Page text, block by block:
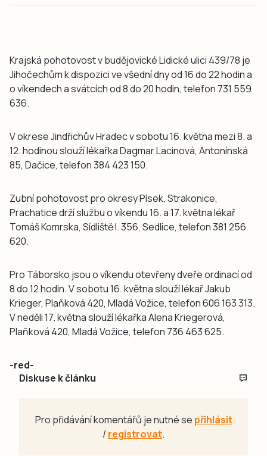
Krajská pohotovost v budějovické Lidické ulici 439/78 je
Jihočechům k dispozici ve všední dny od 16 do 22 hodin a
o víkendech a svátcích od 8 do 20 hodin, telefon 731 559
636.
V okrese Jindřichův Hradec v sobotu 16. května mezi 8. a
12. hodinou slouží lékařka Dagmar Lacinová, Antonínská
85, Dačice, telefon 384 423 150.
Zubní pohotovost pro okresy Písek, Strakonice,
Prachatice drží službu o víkendu 16. a 17. května lékař
Tomáš Komrska, Sídliště I. 356, Sedlice, telefon 381 256
620.
Pro Táborsko jsou o víkendu otevřeny dveře ordinací od
8 do 12 hodin. V sobotu 16. května slouží lékař Jakub
Krieger, Plaňková 420, Mladá Vožice, telefon 606 163 313.
V neděli 17. května slouží lékařka Alena Kriegerová,
Plaňková 420, Mladá Vožice, telefon 736 463 625.
-red-
Diskuse k článku
Pro přidávání komentářů je nutné se přihlásit
/registrovat.